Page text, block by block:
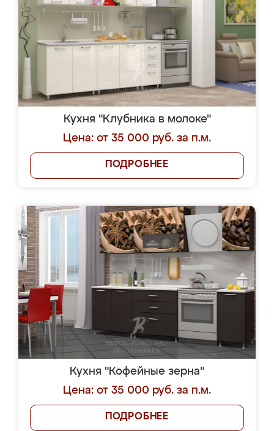
Кухня "Клубника в молоке"
Цена: от 35 000 руб. за п.м.
ПОДРОБНЕЕ
Кухня "Кофейные зерна"
Цена: от 35 000 руб. за п.м.
ПОДРОБНЕЕ